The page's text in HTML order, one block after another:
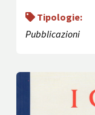
Tipologie:
Pubblicazioni